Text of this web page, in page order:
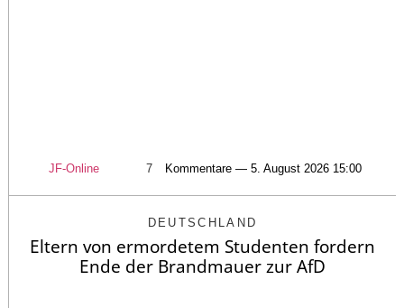
JF-Online 7 Kommentare — 5. August 2026 15:00
DEUTSCHLAND
Eltern von ermordetem Studenten fordern
Ende der Brandmauer zur AfD